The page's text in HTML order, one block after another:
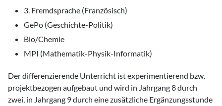
3. Fremdsprache (Französisch)
GePo (Geschichte-Politik)
Bio/Chemie
MPI (Mathematik-Physik-Informatik)
Der differenzierende Unterricht ist experimentierend bzw.
projektbezogen aufgebaut und wird in Jahrgang 8 durch
zwei, in Jahrgang 9 durch eine zusätzliche Ergänzungsstunde